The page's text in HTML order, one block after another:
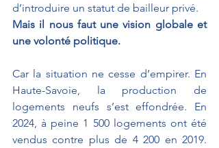
d’introduire un statut de bailleur privé.
Mais il nous faut une vision globale et
une volonté politique.
Car la situation ne cesse d’empirer. En
Haute-Savoie, la production de
logements neufs s’est effondrée. En
2024, à peine 1 500 logements ont été
vendus contre plus de 4 200 en 2019.